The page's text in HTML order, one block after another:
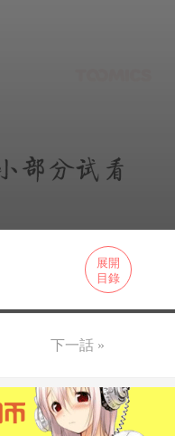
展開
目錄
下一話 »